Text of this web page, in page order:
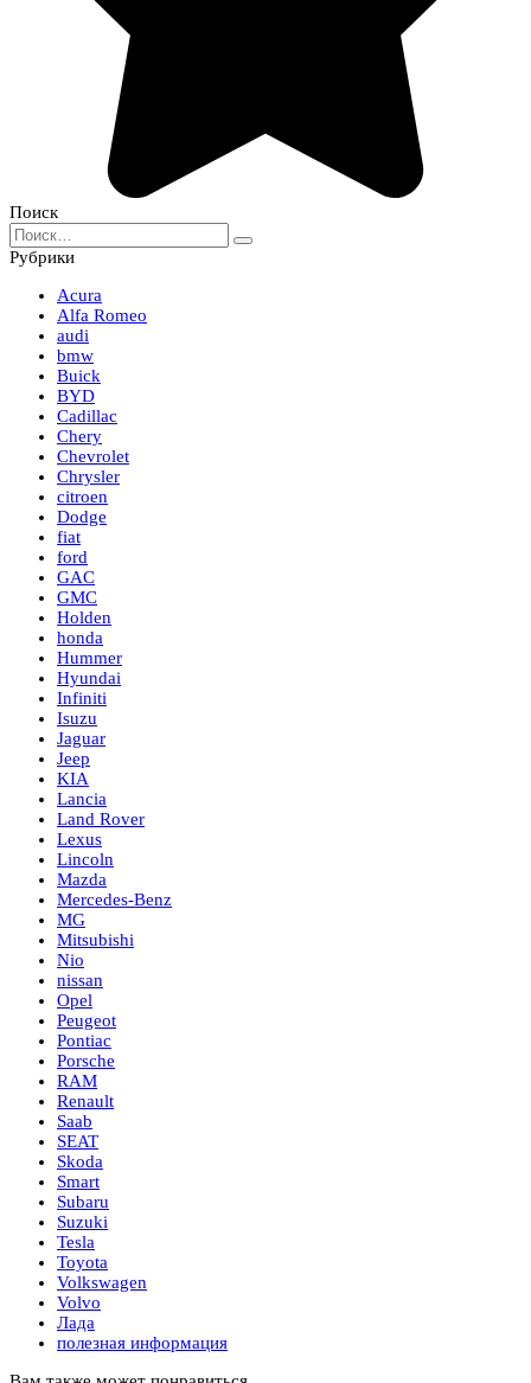
Поиск
Search
for:
Рубрики
Acura
Alfa Romeo
audi
bmw
Buick
BYD
Cadillac
Chery
Chevrolet
Chrysler
citroen
Dodge
fiat
ford
GAC
GMC
Holden
honda
Hummer
Hyundai
Infiniti
Isuzu
Jaguar
Jeep
KIA
Lancia
Land Rover
Lexus
Lincoln
Mazda
Mercedes-Benz
MG
Mitsubishi
Nio
nissan
Opel
Peugeot
Pontiac
Porsche
RAM
Renault
Saab
SEAT
Skoda
Smart
Subaru
Suzuki
Tesla
Toyota
Volkswagen
Volvo
Лада
полезная информация